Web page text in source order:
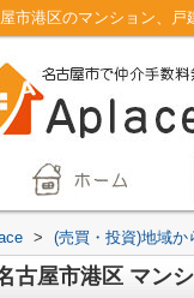
> (売買・投資)地域か